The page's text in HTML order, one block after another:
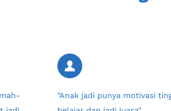
"Anak jadi punya motivasi